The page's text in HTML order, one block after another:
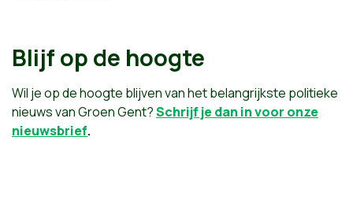
Blijf op de hoogte
Wil je op de hoogte blijven van het belangrijkste politieke
nieuws van Groen Gent?Schrijf je dan in voor onze
nieuwsbrief.